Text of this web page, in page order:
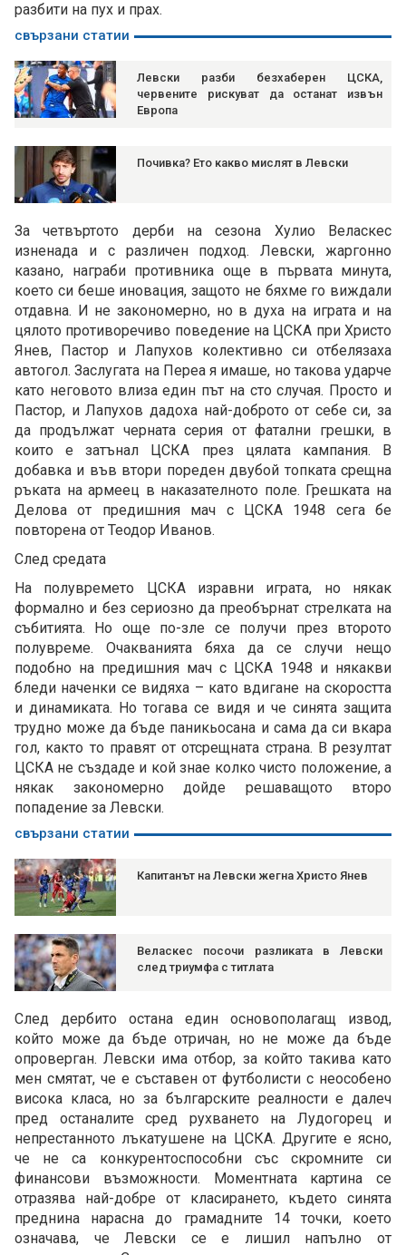
разбити на пух и прах.
свързани статии
Левски разби безхаберен ЦСКА,
червените рискуват да останат извън
Европа
Почивка? Ето какво мислят в Левски
За четвъртото дерби на сезона Хулио Веласкес
изненада и с различен подход. Левски, жаргонно
казано, награби противника още в първата минута,
което си беше иновация, защото не бяхме го виждали
отдавна. И не закономерно, но в духа на играта и на
цялото противоречиво поведение на ЦСКА при Христо
Янев, Пастор и Лапухов колективно си отбелязаха
автогол. Заслугата на Переа я имаше, но такова ударче
като неговото влиза един път на сто случая. Просто и
Пастор, и Лапухов дадоха най-доброто от себе си, за
да продължат черната серия от фатални грешки, в
които е затънал ЦСКА през цялата кампания. В
добавка и във втори пореден двубой топката срещна
ръката на армеец в наказателното поле. Грешката на
Делова от предишния мач с ЦСКА 1948 сега бе
повторена от Теодор Иванов.
След средата
На полувремето ЦСКА изравни играта, но някак
формално и без сериозно да преобърнат стрелката на
събитията. Но още по-зле се получи през второто
полувреме. Очакванията бяха да се случи нещо
подобно на предишния мач с ЦСКА 1948 и някакви
бледи наченки се видяха – като вдигане на скоростта
и динамиката. Но тогава се видя и че синята защита
трудно може да бъде паникьосана и сама да си вкара
гол, както то правят от отсрещната страна. В резултат
ЦСКА не създаде и кой знае колко чисто положение, а
някак закономерно дойде решаващото второ
попадение за Левски.
свързани статии
Капитанът на Левски жегна Христо Янев
Веласкес посочи разликата в Левски
след триумфа с титлата
След дербито остана един основополагащ извод,
който може да бъде отричан, но не може да бъде
опроверган. Левски има отбор, за който такива като
мен смятат, че е съставен от футболисти с неособено
висока класа, но за българските реалности е далеч
пред останалите сред рухването на Лудогорец и
непрестанното лъкатушене на ЦСКА. Другите е ясно,
че не са конкурентоспособни със скромните си
финансови възможности. Моментната картина се
отразява най-добре от класирането, където синята
преднина нарасна до грамадните 14 точки, което
означава, че Левски се е лишил напълно от